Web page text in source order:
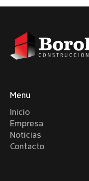
Menu
Inicio
Empresa
Noticias
Contacto